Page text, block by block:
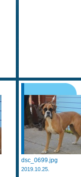
dsc_0699.jpg
2019.10.25.